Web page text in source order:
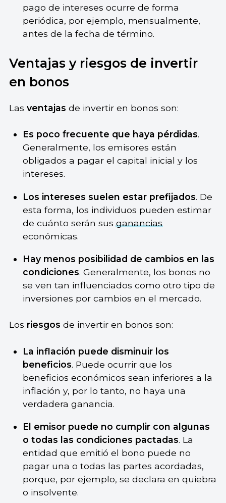
pago de intereses ocurre de forma
periódica, por ejemplo, mensualmente,
antes de la fecha de término.
Ventajas y riesgos de invertir
en bonos
Las ventajas de invertir en bonos son:
Es poco frecuente que haya pérdidas.
Generalmente, los emisores están
obligados a pagar el capital inicial y los
intereses.
Los intereses suelen estar prefijados. De
esta forma, los individuos pueden estimar
de cuánto serán susganancias
económicas.
Hay menos posibilidad de cambios en las
condiciones. Generalmente, los bonos no
se ven tan influenciados como otro tipo de
inversiones por cambios en el mercado.
Los riesgos de invertir en bonos son:
La inflación puede disminuir los
beneficios. Puede ocurrir que los
beneficios económicos sean inferiores a la
inflación y, por lo tanto, no haya una
verdadera ganancia.
El emisor puede no cumplir con algunas
o todas las condiciones pactadas. La
entidad que emitió el bono puede no
pagar una o todas las partes acordadas,
porque, por ejemplo, se declara en quiebra
o insolvente.